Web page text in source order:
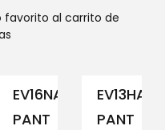
favorito al carrito de
EV16NAM152
PANT
PANT